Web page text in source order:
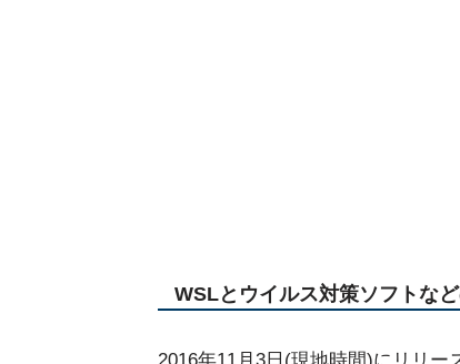
WSLとウイルス対策ソフトな